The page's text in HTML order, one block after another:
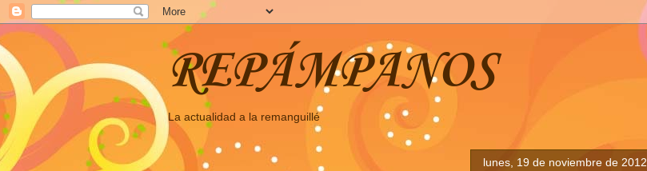
REPÁMPANOS
La actualidad a la remanguillé
lunes, 19 de noviembre de 2012